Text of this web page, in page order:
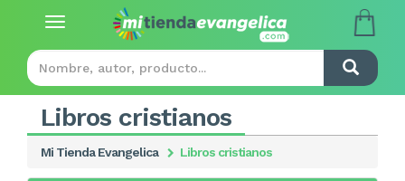
Toggle
Libros cristianos
Mi Tienda Evangelica Libros cristianos